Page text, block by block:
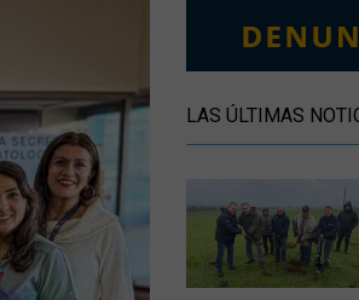
LAS ÚLTIMAS